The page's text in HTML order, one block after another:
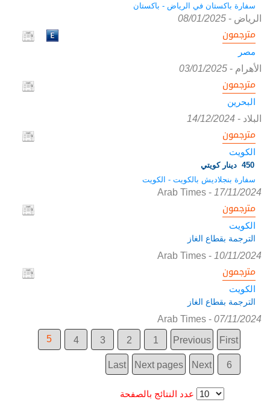
سفارة باكستان في الرياض - باكستان
الرياض -
08/01/2025
مترجمون
مصر
الأهرام -
03/01/2025
مترجمون
البحرين
البلاد -
14/12/2024
مترجمون
الكويت
450 دينار كويتي
سفارة بنجلاديش بالكويت - الكويت
Arab Times- 17/11/2024
مترجمون
الكويت
الترجمة بقطاع الغاز
Arab Times- 10/11/2024
مترجمون
الكويت
الترجمة بقطاع الغاز
Arab Times- 07/11/2024
First
Previous
1
2
3
4
5
6
Next
Next pages
Last
عدد النتائج بالصفحة